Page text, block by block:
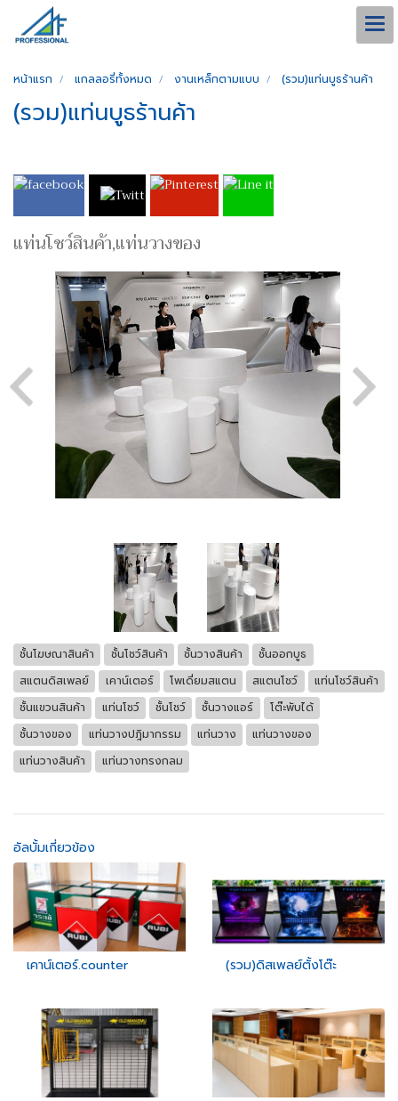
หน้าแรก แกลลอรี่ทั้งหมด งานเหล็กตามแบบ (รวม)แท่นบูธร้านค้า
(รวม)แท่นบูธร้านค้า
แท่นโชว์สินค้า,แท่นวางของ
ชั้นโฆษณาสินค้า ชั้นโชว์สินค้า ชั้นวางสินค้า
ชั้นออกบูธ
สแตนดิสเพลย์
เคาน์เตอร์ โพเดี่ยมสแตน สแตนโชว์
แท่นโชว์สินค้า
ชั้นแขวนสินค้า
แท่นโชว์ ชั้นโชว์ ชั้นวางแอร์
โต๊ะพับได้
ชั้นวางของ
แท่นวางปฎิมากรรม แท่นวาง
แท่นวางของ
แท่นวางสินค้า
แท่นวางทรงกลม
อัลบั้มเกี่ยวข้อง
เคาน์เตอร์.counter (รวม)ดิสเพลย์ตั้งโต๊ะ